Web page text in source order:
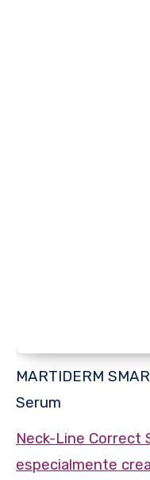
MARTIDERM
Serum
Neck-Line Correct Serum ha sido
especialmente